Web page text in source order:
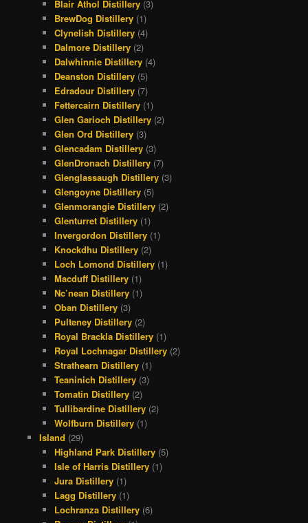
Blair Athol Distillery (3)
BrewDog Distillery (1)
Clynelish Distillery (4)
Dalmore Distillery (2)
Dalwhinnie Distillery (4)
Deanston Distillery (5)
Edradour Distillery (7)
Fettercairn Distillery (1)
Glen Garioch Distillery (2)
Glen Ord Distillery (3)
Glencadam Distillery (3)
GlenDronach Distillery (7)
Glenglassaugh Distillery (3)
Glengoyne Distillery (5)
Glenmorangie Distillery (2)
Glenturret Distillery (1)
Invergordon Distillery (1)
Knockdhu Distillery (2)
Loch Lomond Distillery (1)
Macduff Distillery (1)
Nc’nean Distillery (1)
Oban Distillery (3)
Pulteney Distillery (2)
Royal Brackla Distillery (1)
Royal Lochnagar Distillery (2)
Strathearn Distillery (1)
Teaninich Distillery (3)
Tomatin Distillery (2)
Tullibardine Distillery (2)
Wolfburn Distillery (1)
Island (29)
Highland Park Distillery (5)
Isle of Harris Distillery (1)
Jura Distillery (1)
Lagg Distillery (1)
Lochranza Distillery (6)